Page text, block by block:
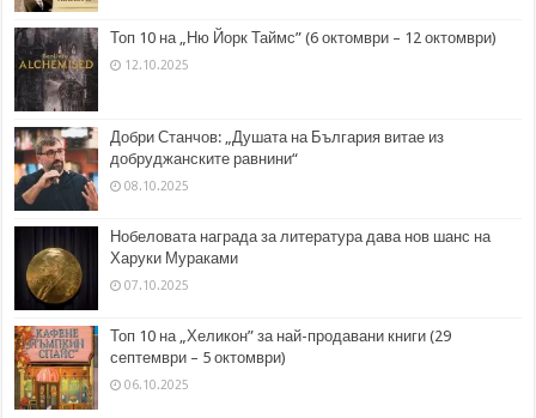
Топ 10 на „Ню Йорк Таймс” (6 октомври – 12 октомври)
12.10.2025
Добри Станчов: „Душата на България витае из
добруджанските равнини“
08.10.2025
Нобеловата награда за литература дава нов шанс на
Харуки Мураками
07.10.2025
Топ 10 на „Хеликон” за най-продавани книги (29
септември – 5 октомври)
06.10.2025